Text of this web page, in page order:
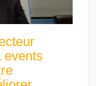
events